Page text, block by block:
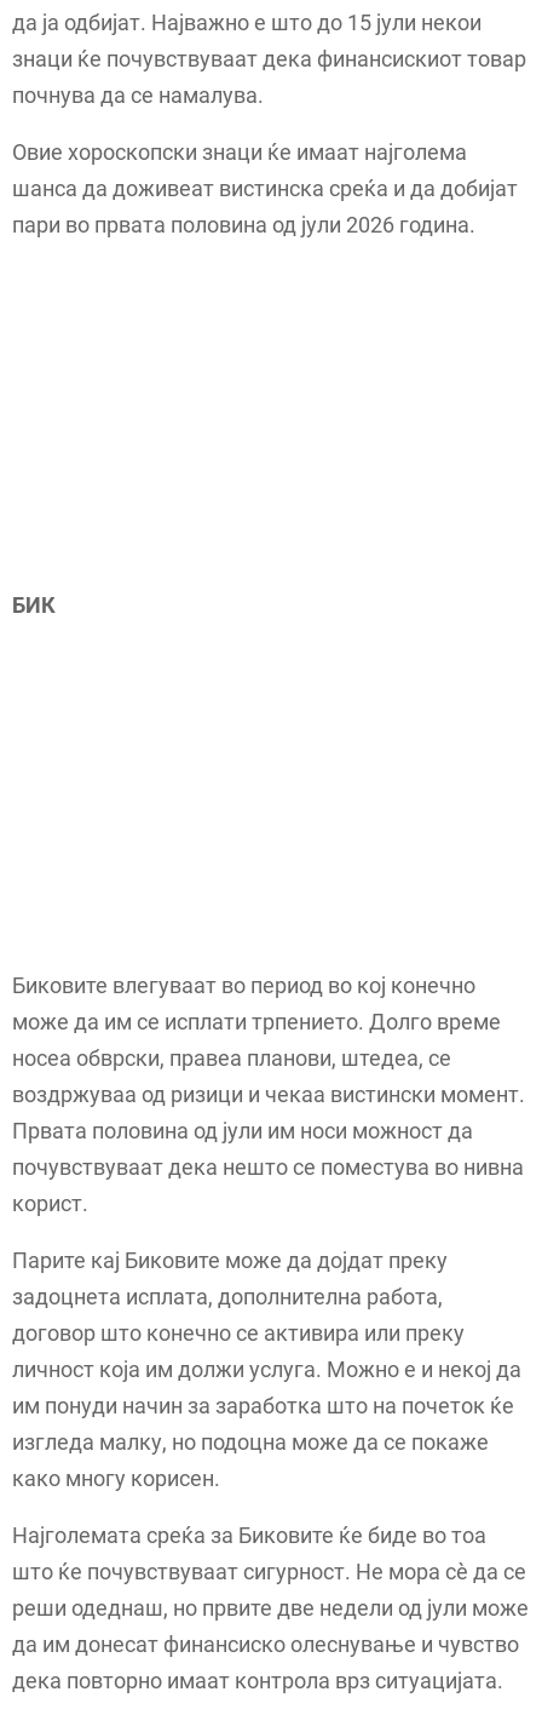
да ја одбијат. Најважно е што до 15 јули некои
знаци ќе почувствуваат дека финансискиот товар
почнува да се намалува.
Овие хороскопски знаци ќе имаат најголема
шанса да доживеат вистинска среќа и да добијат
пари во првата половина од јули 2026 година.
БИК
Биковите влегуваат во период во кој конечно
може да им се исплати трпението. Долго време
носеа обврски, правеа планови, штедеа, се
воздржуваа од ризици и чекаа вистински момент.
Првата половина од јули им носи можност да
почувствуваат дека нешто се поместува во нивна
корист.
Парите кај Биковите може да дојдат преку
задоцнета исплата, дополнителна работа,
договор што конечно се активира или преку
личност која им должи услуга. Можно е и некој да
им понуди начин за заработка што на почеток ќе
изгледа малку, но подоцна може да се покаже
како многу корисен.
Најголемата среќа за Биковите ќе биде во тоа
што ќе почувствуваат сигурност. Не мора сè да се
реши одеднаш, но првите две недели од јули може
да им донесат финансиско олеснување и чувство
дека повторно имаат контрола врз ситуацијата.